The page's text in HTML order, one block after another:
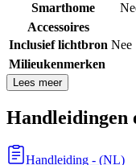
Smarthome
Accessoires
Inclusief lichtbron Nee
Milieukenmerken
Lees meer
Handleidingen
Handleiding - (NL)